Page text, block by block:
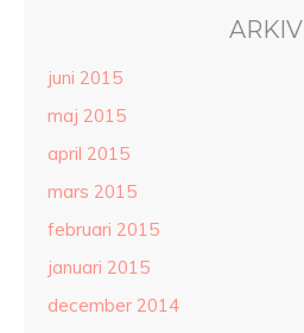
ARKIV
juni 2015
maj 2015
april 2015
mars 2015
februari 2015
januari 2015
december 2014